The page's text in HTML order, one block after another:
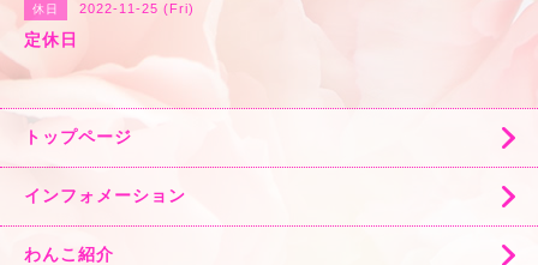
休日 2022-11-25 (Fri)
定休日
トップページ
インフォメーション
わんこ紹介